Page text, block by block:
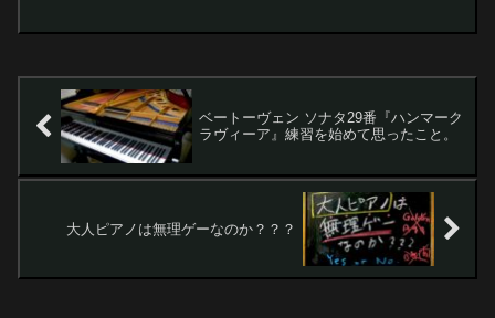
ベートーヴェン ソナタ29番『ハンマーク
ラヴィーア』練習を始めて思ったこと。
大人ピアノは無理ゲーなのか？？？